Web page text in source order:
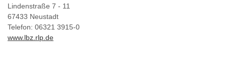
Lindenstraße 7 - 11
67433 Neustadt
Telefon: 06321 3915-0
www.lbz.rlp.de